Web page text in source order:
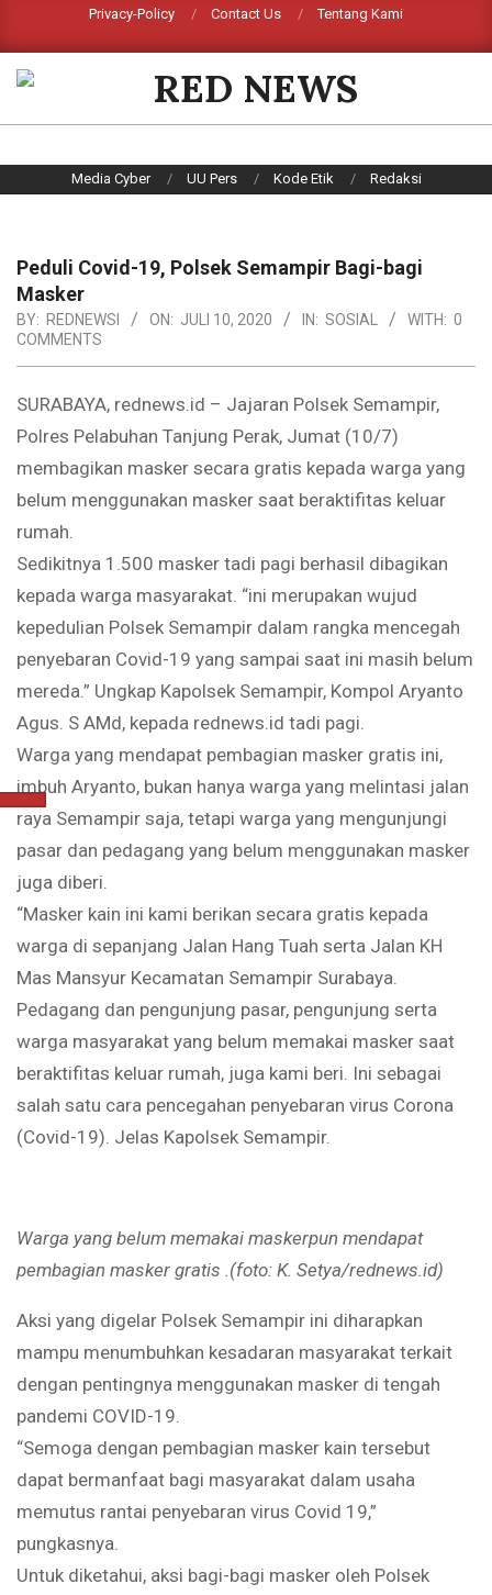
content
Privacy-Policy Contact Us
Tentang Kami
RED
NEWS
Media Cyber UU Pers Kode Etik Redaksi
Peduli Covid-19, Polsek Semampir Bagi-bagi
Masker
BY: REDNEWSI ON: JULI 10, 2020 IN: SOSIAL WITH: 0
COMMENTS
SURABAYA, rednews.id – Jajaran Polsek Semampir,
Polres Pelabuhan Tanjung Perak, Jumat (10/7)
membagikan masker secara gratis kepada warga yang
belum menggunakan masker saat beraktifitas keluar
rumah.
Sedikitnya 1.500 masker tadi pagi berhasil dibagikan
kepada warga masyarakat. “ini merupakan wujud
kepedulian Polsek Semampir dalam rangka mencegah
penyebaran Covid-19 yang sampai saat ini masih belum
mereda.” Ungkap Kapolsek Semampir, Kompol Aryanto
Agus. S AMd, kepada rednews.id tadi pagi.
Warga yang mendapat pembagian masker gratis ini,
imbuh Aryanto, bukan hanya warga yang melintasi jalan
raya Semampir saja, tetapi warga yang mengunjungi
pasar dan pedagang yang belum menggunakan masker
juga diberi.
“Masker kain ini kami berikan secara gratis kepada
warga di sepanjang Jalan Hang Tuah serta Jalan KH
Mas Mansyur Kecamatan Semampir Surabaya.
Pedagang dan pengunjung pasar, pengunjung serta
warga masyarakat yang belum memakai masker saat
beraktifitas keluar rumah, juga kami beri. Ini sebagai
salah satu cara pencegahan penyebaran virus Corona
(Covid-19). Jelas Kapolsek Semampir.
Warga yang belum memakai maskerpun mendapat
pembagian masker gratis .(foto: K. Setya/rednews.id)
Aksi yang digelar Polsek Semampir ini diharapkan
mampu menumbuhkan kesadaran masyarakat terkait
dengan pentingnya menggunakan masker di tengah
pandemi COVID-19.
“Semoga dengan pembagian masker kain tersebut
dapat bermanfaat bagi masyarakat dalam usaha
memutus rantai penyebaran virus Covid 19,”
pungkasnya.
Untuk diketahui, aksi bagi-bagi masker oleh Polsek